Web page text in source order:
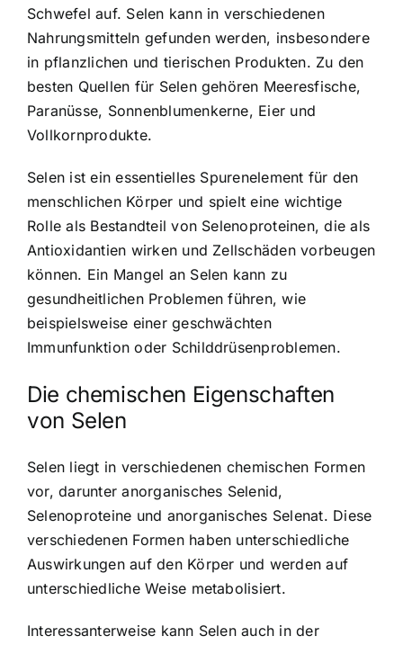
Schwefel auf. Selen kann in verschiedenen
Nahrungsmitteln gefunden werden, insbesondere
in pflanzlichen und tierischen Produkten. Zu den
besten Quellen für Selen gehören Meeresfische,
Paranüsse, Sonnenblumenkerne, Eier und
Vollkornprodukte.
Selen ist ein essentielles Spurenelement für den
menschlichen Körper und spielt eine wichtige
Rolle als Bestandteil von Selenoproteinen, die als
Antioxidantien wirken und Zellschäden vorbeugen
können. Ein Mangel an Selen kann zu
gesundheitlichen Problemen führen, wie
beispielsweise einer geschwächten
Immunfunktion oder Schilddrüsenproblemen.
Die chemischen Eigenschaften
von Selen
Selen liegt in verschiedenen chemischen Formen
vor, darunter anorganisches Selenid,
Selenoproteine und anorganisches Selenat. Diese
verschiedenen Formen haben unterschiedliche
Auswirkungen auf den Körper und werden auf
unterschiedliche Weise metabolisiert.
Interessanterweise kann Selen auch in der